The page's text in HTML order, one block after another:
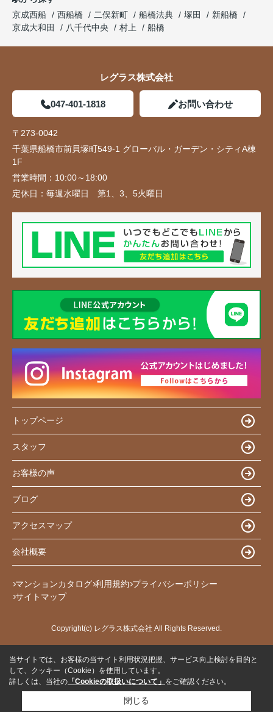
京成西船
西船橋 二俣新町 船橋法典 塚田
新船橋
京成大和田
八千代中央 村上 船橋
レグラス株式会社
047-401-1818 お問い合わせ
〒273-0042
千葉県船橋市前貝塚町549-1 グローバル・ガーデン・シティA棟
1F
営業時間： 10:00～18:00
定休日： 毎週水曜日 第1、3、5火曜日
トップページ
スタッフ
お客様の声
ブログ
アクセスマップ
会社概要
マンションカタログ 利用規約 プライバシーポリシー
サイトマップ
Copyright(c) レグラス株式会社 All Rights Reserved.
当サイトでは、お客様の当サイト利用状況把握、サービス向上検討を目的と
して、クッキー（Cookie）を使用しています。
詳しくは、当社の 「Cookieの取扱いについて」 をご確認ください。
閉じる